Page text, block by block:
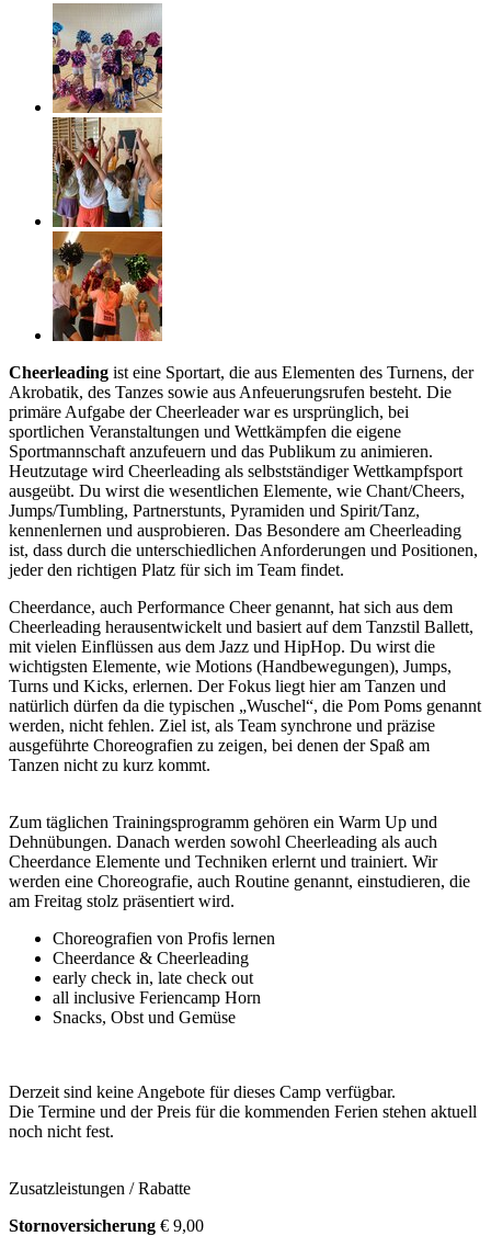
Cheerleading ist eine Sportart, die aus Elementen des Turnens, der
Akrobatik, des Tanzes sowie aus Anfeuerungsrufen besteht. Die
primäre Aufgabe der Cheerleader war es ursprünglich, bei
sportlichen Veranstaltungen und Wettkämpfen die eigene
Sportmannschaft anzufeuern und das Publikum zu animieren.
Heutzutage wird Cheerleading als selbstständiger Wettkampfsport
ausgeübt. Du wirst die wesentlichen Elemente, wie Chant/Cheers,
Jumps/Tumbling, Partnerstunts, Pyramiden und Spirit/Tanz,
kennenlernen und ausprobieren. Das Besondere am Cheerleading
ist, dass durch die unterschiedlichen Anforderungen und Positionen,
jeder den richtigen Platz für sich im Team findet.
Cheerdance, auch Performance Cheer genannt, hat sich aus dem
Cheerleading herausentwickelt und basiert auf dem Tanzstil Ballett,
mit vielen Einflüssen aus dem Jazz und HipHop. Du wirst die
wichtigsten Elemente, wie Motions (Handbewegungen), Jumps,
Turns und Kicks, erlernen. Der Fokus liegt hier am Tanzen und
natürlich dürfen da die typischen „Wuschel“, die Pom Poms genannt
werden, nicht fehlen. Ziel ist, als Team synchrone und präzise
ausgeführte Choreografien zu zeigen, bei denen der Spaß am
Tanzen nicht zu kurz kommt.
Zum täglichen Trainingsprogramm gehören ein Warm Up und
Dehnübungen. Danach werden sowohl Cheerleading als auch
Cheerdance Elemente und Techniken erlernt und trainiert. Wir
werden eine Choreografie, auch Routine genannt, einstudieren, die
am Freitag stolz präsentiert wird.
Choreografien von Profis lernen
Cheerdance & Cheerleading
early check in, late check out
all inclusive Feriencamp Horn
Snacks, Obst und Gemüse
Derzeit sind keine Angebote für dieses Camp verfügbar.
Die Termine und der Preis für die kommenden Ferien stehen aktuell
noch nicht fest.
Zusatzleistungen / Rabatte
Stornoversicherung € 9,00